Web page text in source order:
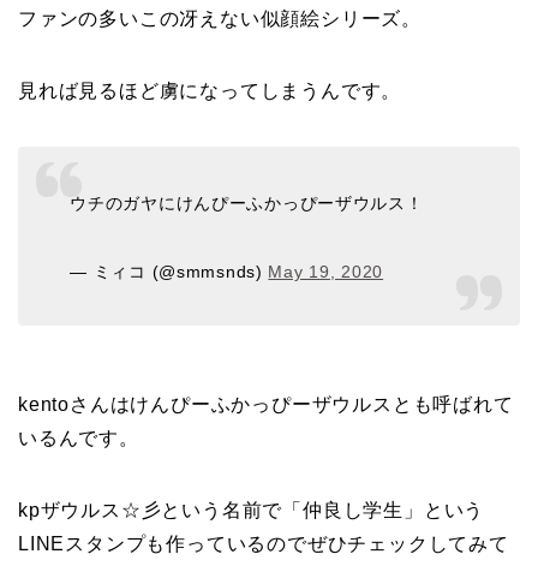
ファンの多いこの冴えない似顔絵シリーズ。
見れば見るほど虜になってしまうんです。
ウチのガヤにけんぴーふかっぴーザウルス！
— ミィコ (@smmsnds) May 19, 2020
kentoさんはけんぴーふかっぴーザウルスとも呼ばれて
いるんです。
kpザウルス☆彡という名前で 「仲良し学生」という
LINEスタンプも作っているのでぜひチェックしてみて